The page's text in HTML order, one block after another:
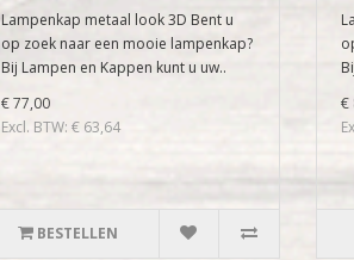
Lampenkap metaal look 3D Bent u
op zoek naar een mooie lampenkap?
Bij Lampen en Kappen kunt u uw..
€ 77,00
Excl. BTW: € 63,64
BESTELLEN
€